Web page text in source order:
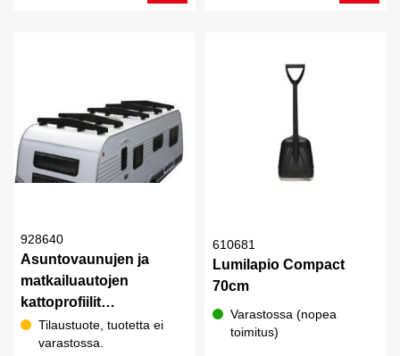
928640
Asuntovaunujen ja
matkailuautojen
kattoprofiilit
210cmx25cmx5cm –
2kpl
Tilaustuote, tuotetta ei
varastossa.
610681
Lumilapio Compact
70cm
Varastossa (nopea
toimitus)